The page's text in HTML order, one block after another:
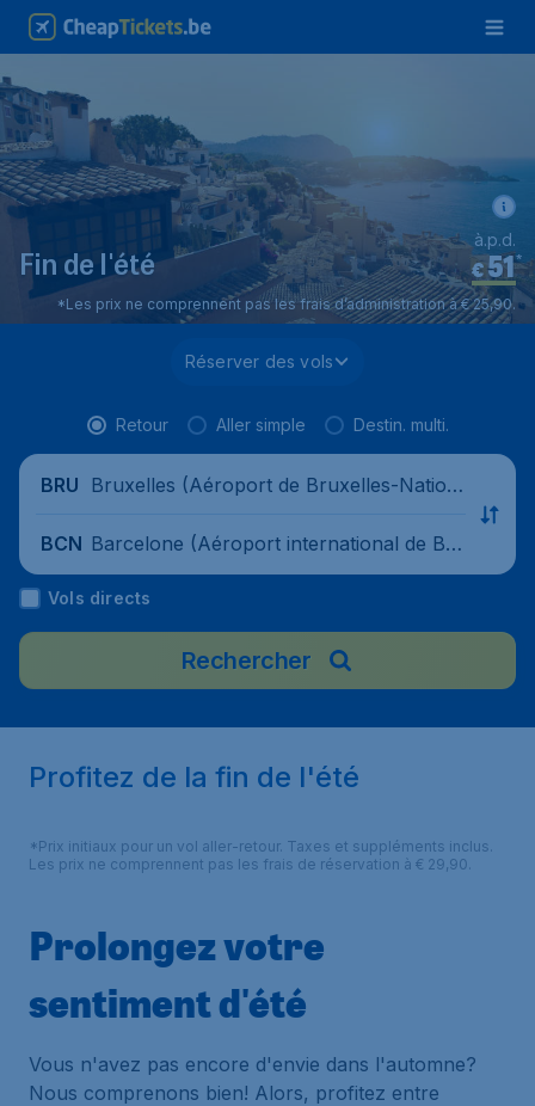
Fin de l'été €51*
à.p.d.
*Les prix ne comprennent pas les frais d’administration à € 25,90.
Réserver des vols
Retour Aller simple Destin. multi.
BRU Bruxelles (Aéroport de Bruxelles-Nation
BCN Barcelone (Aéroport international de Bar
celone-El Prat), Espagne
Vols directs
Rechercher
Profitez de la fin de l'été
*Prix initiaux pour un vol aller-retour. Taxes et suppléments inclus.
Les prix ne comprennent pas les frais de réservation à € 29,90.
Prolongez votre
sentiment d'été
Vous n'avez pas encore d'envie dans l'automne?
Nous comprenons bien! Alors, profitez entre